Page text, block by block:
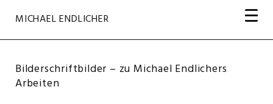
Navigation
MICHAEL ENDLICHER
Bilderschriftbilder – zu Michael Endlichers
Arbeiten